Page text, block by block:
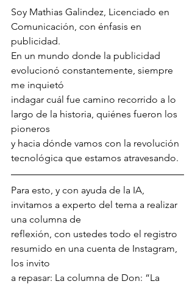
Soy Mathias Galindez, Licenciado en
Comunicación, con énfasis en
publicidad.
En un mundo donde la publicidad
evolucionó constantemente, siempre
me inquietó
indagar cuál fue camino recorrido a lo
largo de la historia, quiénes fueron los
pioneros
y hacia dónde vamos con la revolución
tecnológica que estamos atravesando.
Para esto, y con ayuda de la IA,
invitamos a experto del tema a realizar
una columna de
reflexión, con ustedes todo el registro
resumido en una cuenta de Instagram,
los invito
a repasar: La columna de Don: “La